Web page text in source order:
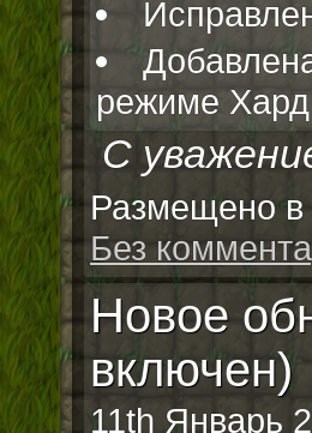
режиме
С
Размещено в
Без
Новое
включен)
11th Январь